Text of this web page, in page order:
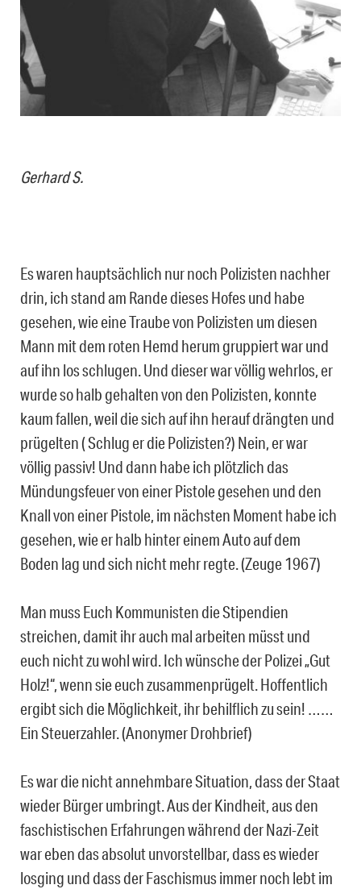
Gerhard S.
Es waren hauptsächlich nur noch Polizisten nachher
drin, ich stand am Rande dieses Hofes und habe
gesehen, wie eine Traube von Polizisten um diesen
Mann mit dem roten Hemd herum gruppiert war und
auf ihn los schlugen. Und dieser war völlig wehrlos, er
wurde so halb gehalten von den Polizisten, konnte
kaum fallen, weil die sich auf ihn herauf drängten und
prügelten ( Schlug er die Polizisten?) Nein, er war
völlig passiv! Und dann habe ich plötzlich das
Mündungsfeuer von einer Pistole gesehen und den
Knall von einer Pistole, im nächsten Moment habe ich
gesehen, wie er halb hinter einem Auto auf dem
Boden lag und sich nicht mehr regte. (Zeuge 1967)
Man muss Euch Kommunisten die Stipendien
streichen, damit ihr auch mal arbeiten müsst und
euch nicht zu wohl wird. Ich wünsche der Polizei „Gut
Holz!“, wenn sie euch zusammenprügelt. Hoffentlich
ergibt sich die Möglichkeit, ihr behilflich zu sein! ……
Ein Steuerzahler. (Anonymer Drohbrief)
Es war die nicht annehmbare Situation, dass der Staat
wieder Bürger umbringt. Aus der Kindheit, aus den
faschistischen Erfahrungen während der Nazi-Zeit
war eben das absolut unvorstellbar, dass es wieder
losging und dass der Faschismus immer noch lebt im